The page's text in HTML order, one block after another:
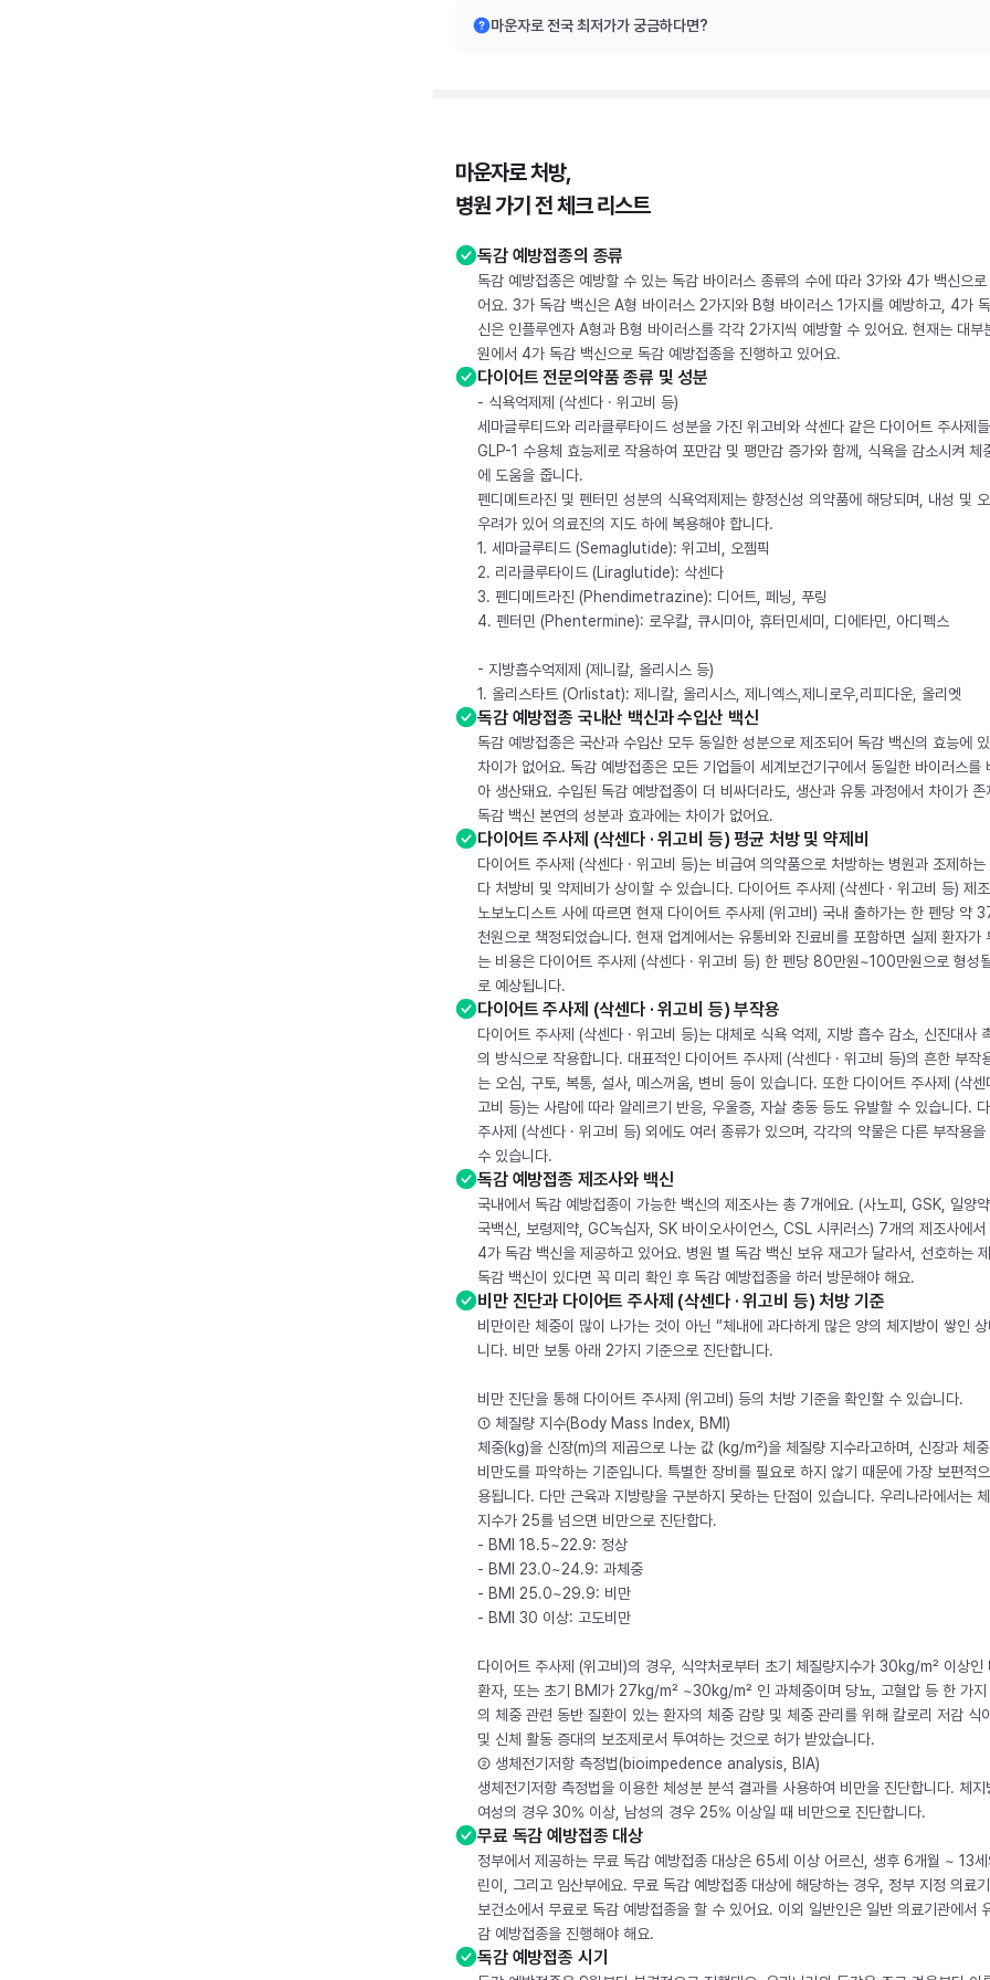
마운자로 전국 최저가가 궁금하다면?
마운자로 처방,
병원 가기 전 체크 리스트
독감 예방접종의 종류
독감 예방접종은 예방할 수 있는 독감 바이러스 종류의 수에 따라 3가와 4가 백신으로
어요. 3가 독감 백신은 A형 바이러스 2가지와 B형 바이러스 1가지를 예방하고, 4가
신은 인플루엔자 A형과 B형 바이러스를 각각 2가지씩 예방할 수 있어요. 현재는 대부
원에서 4가 독감 백신으로 독감 예방접종을 진행하고 있어요.
다이어트 전문의약품 종류 및 성분
- 식욕억제제 (삭센다 · 위고비 등)
세마글루티드와 리라클루타이드 성분을 가진 위고비와 삭센다 같은 다이어트 주사제
GLP-1 수용체 효능제로 작용하여 포만감 및 팽만감 증가와 함께, 식욕을 감소시켜 체
에 도움을 줍니다.
펜디메트라진 및 펜터민 성분의 식욕억제제는 향정신성 의약품에 해당되며, 내성 및
우려가 있어 의료진의 지도 하에 복용해야 합니다.
1. 세마글루티드 (Semaglutide): 위고비, 오젬픽
2. 리라클루타이드 (Liraglutide): 삭센다
3. 펜디메트라진 (Phendimetrazine): 디어트, 페닝, 푸링
4. 펜터민 (Phentermine): 로우칼, 큐시미아, 휴터민세미, 디에타민, 아디펙스
- 지방흡수억제제 (제니칼, 올리시스 등)
1. 올리스타트 (Orlistat): 제니칼, 올리시스, 제니엑스,제니로우,리피다운, 올리엣
독감 예방접종 국내산 백신과 수입산 백신
독감 예방접종은 국산과 수입산 모두 동일한 성분으로 제조되어 독감 백신의 효능에
차이가 없어요. 독감 예방접종은 모든 기업들이 세계보건기구에서 동일한 바이러스를
아 생산돼요. 수입된 독감 예방접종이 더 비싸더라도, 생산과 유통 과정에서 차이가 존
독감 백신 본연의 성분과 효과에는 차이가 없어요.
다이어트 주사제 (삭센다 · 위고비 등) 평균 처방 및 약제비
다이어트 주사제 (삭센다 · 위고비 등)는 비급여 의약품으로 처방하는 병원과 조제하는
다 처방비 및 약제비가 상이할 수 있습니다. 다이어트 주사제 (삭센다 · 위고비 등) 제
노보노디스트 사에 따르면 현재 다이어트 주사제 (위고비) 국내 출하가는 한 펜당 약
천원으로 책정되었습니다. 현재 업계에서는 유통비와 진료비를 포함하면 실제 환자가
는 비용은 다이어트 주사제 (삭센다 · 위고비 등) 한 펜당 80만원~100만원으로 형성
로 예상됩니다.
다이어트 주사제 (삭센다 · 위고비 등) 부작용
다이어트 주사제 (삭센다 · 위고비 등)는 대체로 식욕 억제, 지방 흡수 감소, 신진대사
의 방식으로 작용합니다. 대표적인 다이어트 주사제 (삭센다 · 위고비 등)의 흔한 부작
는 오심, 구토, 복통, 설사, 메스꺼움, 변비 등이 있습니다. 또한 다이어트 주사제 (삭센
고비 등)는 사람에 따라 알레르기 반응, 우울증, 자살 충동 등도 유발할 수 있습니다.
주사제 (삭센다 · 위고비 등) 외에도 여러 종류가 있으며, 각각의 약물은 다른 부작용을
수 있습니다.
독감 예방접종 제조사와 백신
국내에서 독감 예방접종이 가능한 백신의 제조사는 총 7개에요. (사노피, GSK, 일양
국백신, 보령제약, GC녹십자, SK 바이오사이언스, CSL 시퀴러스) 7개의 제조사에서
4가 독감 백신을 제공하고 있어요. 병원 별 독감 백신 보유 재고가 달라서, 선호하는
독감 백신이 있다면 꼭 미리 확인 후 독감 예방접종을 하러 방문해야 해요.
비만 진단과 다이어트 주사제 (삭센다 · 위고비 등) 처방 기준
비만이란 체중이 많이 나가는 것이 아닌 “체내에 과다하게 많은 양의 체지방이 쌓인
니다. 비만 보통 아래 2가지 기준으로 진단합니다.
비만 진단을 통해 다이어트 주사제 (위고비) 등의 처방 기준을 확인할 수 있습니다.
① 체질량 지수(Body Mass Index, BMI)
체중(kg)을 신장(m)의 제곱으로 나눈 값 (kg/m²)을 체질량 지수라고하며, 신장과 체
비만도를 파악하는 기준입니다. 특별한 장비를 필요로 하지 않기 때문에 가장 보편적
용됩니다. 다만 근육과 지방량을 구분하지 못하는 단점이 있습니다. 우리나라에서는
지수가 25를 넘으면 비만으로 진단합다.
- BMI 18.5~22.9: 정상
- BMI 23.0~24.9: 과체중
- BMI 25.0~29.9: 비만
- BMI 30 이상: 고도비만
다이어트 주사제 (위고비)의 경우, 식약처로부터 초기 체질량지수가 30kg/m² 이상인
환자, 또는 초기 BMI가 27kg/m² ~30kg/m² 인 과체중이며 당뇨, 고혈압 등 한 가지
의 체중 관련 동반 질환이 있는 환자의 체중 감량 및 체중 관리를 위해 칼로리 저감 식
및 신체 활동 증대의 보조제로서 투여하는 것으로 허가 받았습니다.
② 생체전기저항 측정법(bioimpedence analysis, BIA)
생체전기저항 측정법을 이용한 체성분 분석 결과를 사용하여 비만을 진단합니다. 체지
여성의 경우 30% 이상, 남성의 경우 25% 이상일 때 비만으로 진단합니다.
무료 독감 예방접종 대상
정부에서 제공하는 무료 독감 예방접종 대상은 65세 이상 어르신, 생후 6개월 ~ 13
린이, 그리고 임산부에요. 무료 독감 예방접종 대상에 해당하는 경우, 정부 지정 의료
보건소에서 무료로 독감 예방접종을 할 수 있어요. 이외 일반인은 일반 의료기관에서
감 예방접종을 진행해야 해요.
독감 예방접종 시기